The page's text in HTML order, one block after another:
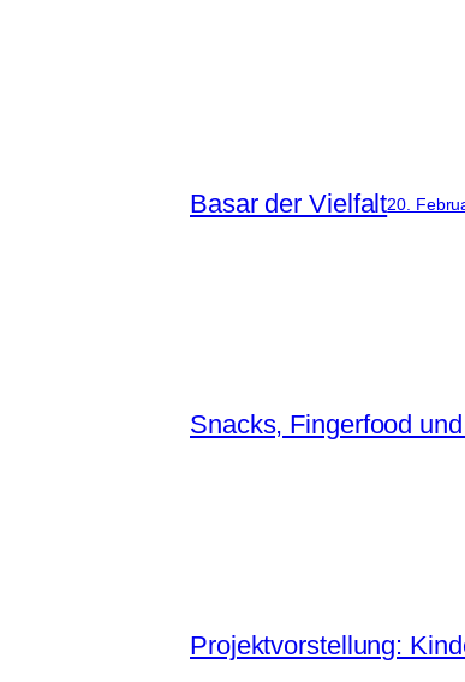
Basar der Vielfalt20.
Snacks, Fingerfood
Projektvorstellung: